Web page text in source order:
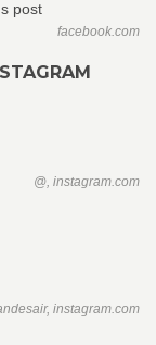
facebook.com
@, instagram.com
instagram.com